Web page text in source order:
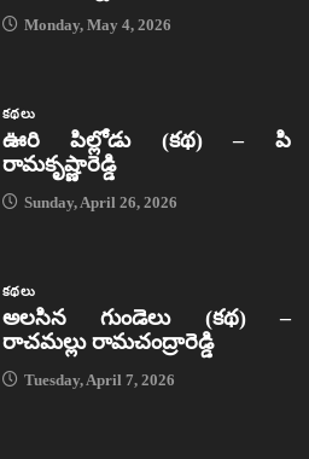
Monday, May 4, 2026
కథలు
ఊరి పిల్లోడు (కథ) – పి
రామకృష్ణారెడ్డి
Sunday, April 26, 2026
కథలు
అలసిన గుండెలు (కథ) –
రాచమల్లు రామచంద్రారెడ్డి
Tuesday, April 7, 2026